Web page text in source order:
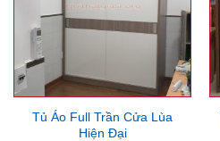
Tủ Áo Full Trần Cửa Lùa
Hiện Đại